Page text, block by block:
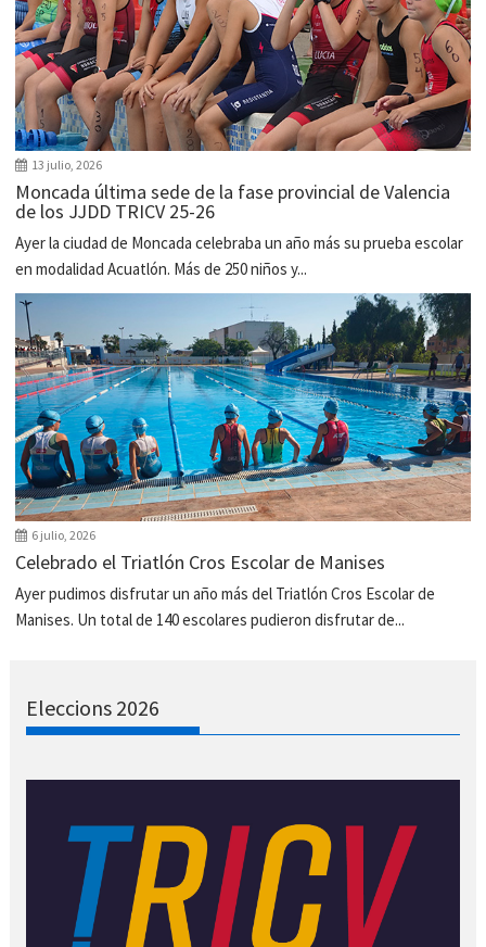
13 julio, 2026
Moncada última sede de la fase provincial de Valencia
de los JJDD TRICV 25-26
Ayer la ciudad de Moncada celebraba un año más su prueba escolar
en modalidad Acuatlón. Más de 250 niños y...
6 julio, 2026
Celebrado el Triatlón Cros Escolar de Manises
Ayer pudimos disfrutar un año más del Triatlón Cros Escolar de
Manises. Un total de 140 escolares pudieron disfrutar de...
Eleccions 2026